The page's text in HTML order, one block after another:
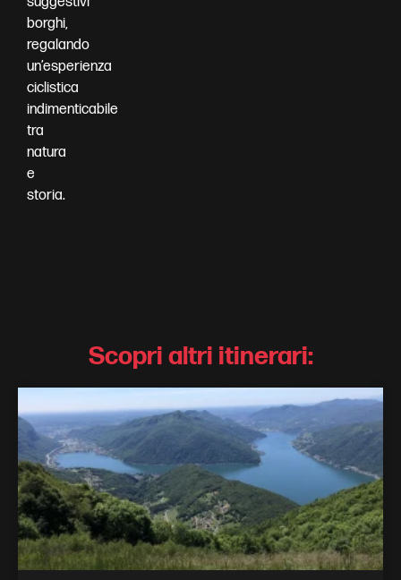
borghi,
regalando
un’esperienza
ciclistica
indimenticabile
tra
natura
e
storia.
Scopri altri itinerari: